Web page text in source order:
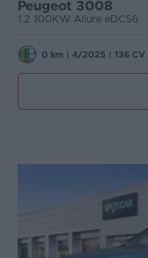
Peugeot 3008
1.2 100KW Allure eDCS6
0 km 4/2025 136 CV